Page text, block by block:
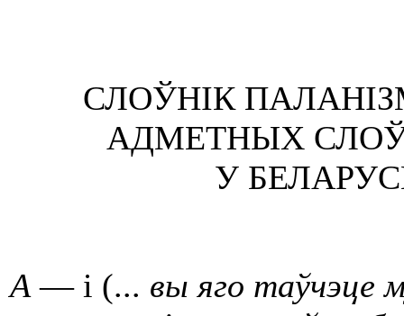
СЛОЎНIК
АДМЕТНЫХ
У
А— i (... вы яго таўчэце